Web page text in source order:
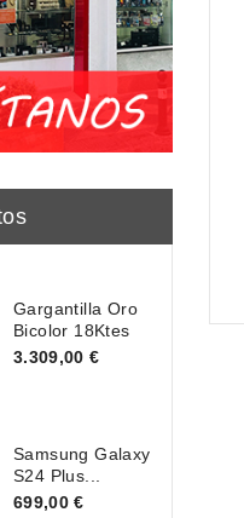
Gargantilla Oro
Bicolor 18Ktes
3.309,00 €
Samsung Galaxy
S24 Plus...
699,00 €